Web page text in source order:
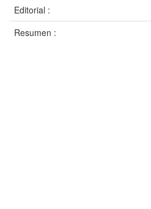
Editorial :
Resumen :